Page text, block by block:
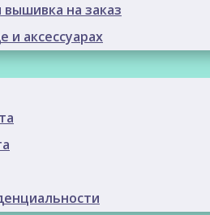
на заказ
и аксессуарах